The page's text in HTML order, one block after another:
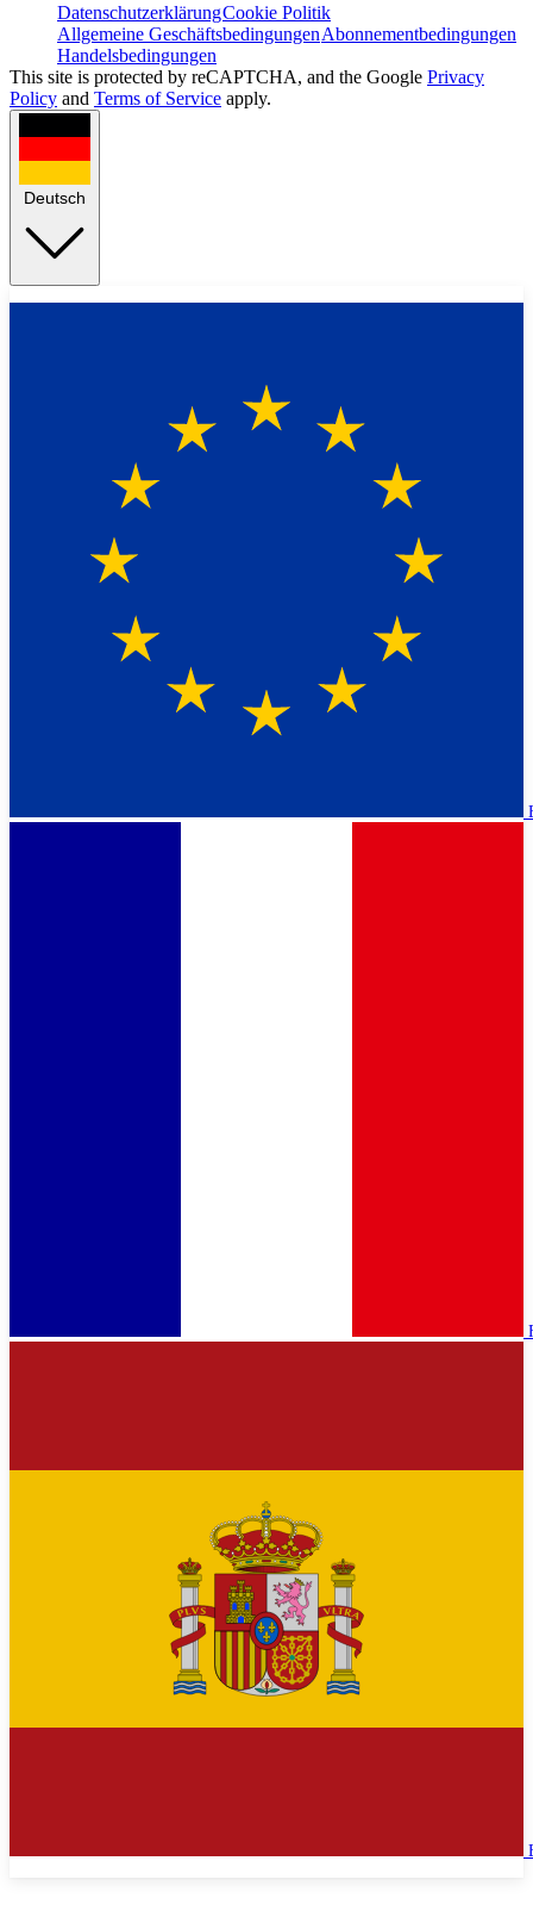
DatenschutzerklärungCookie Politik
Allgemeine GeschäftsbedingungenAbonnementbedingungen
Handelsbedingungen
This site is protected by reCAPTCHA, and the Google Privacy
Policy and Terms of Service apply.
Deutsch